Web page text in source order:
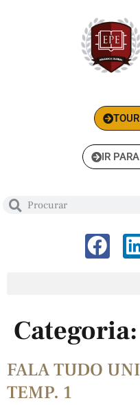
IR
Categoria:
FALA TUDO
TEMP. 1